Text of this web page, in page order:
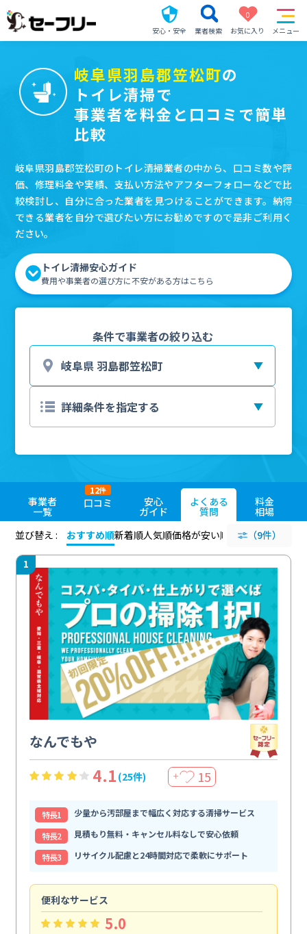
安心・安全 業者検索
0
お気に入り
メニュー
岐阜県羽島郡笠松町の
トイレ清掃で
事業者を料金と口コミで簡単
比較
岐阜県羽島郡笠松町のトイレ清掃業者の中から、口コミ数や評
価、修理料金や実績、支払い方法やアフターフォローなどで比
較検討し、自分に合った業者を見つけることができます。納得
できる業者を自分で選びたい方にお勧めですので是非ご利用く
ださい。
トイレ清掃安心ガイド
費用や事業者の選び方に不安がある方はこちら
条件で事業者の絞り込む
事業者
一覧
口コミ
12件
安心
ガイド
よくある
質問
料金
相場
並び替え :
おすすめ順新着順人気順価格が安い順 評価が高い順
（9件）
1
なんでもや
4.1 (25件) ＋ 15
特⻑1
少量から汚部屋まで幅広く対応する清掃サービス
特⻑2
見積もり無料・キャンセル料なしで安心依頼
特⻑3
リサイクル配慮と24時間対応で柔軟にサポート
便利なサービス
5.0